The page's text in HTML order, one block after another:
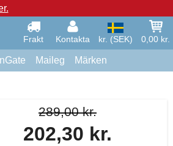
Frakt Kontakta kr. (SEK) 0,00 kr.
Maileg Märken
289,00 kr.
202,30 kr.